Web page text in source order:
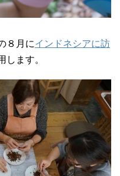
８月にインドネシアに訪
します。